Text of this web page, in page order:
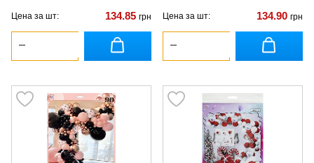
Цена за шт: 134.85 грн Цена за шт: 134.90 грн